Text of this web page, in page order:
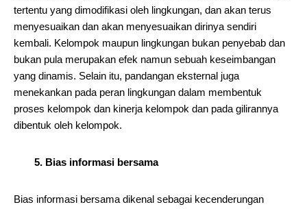
tertentu yang dimodifikasi oleh lingkungan, dan akan terus
menyesuaikan dan akan menyesuaikan dirinya sendiri
kembali. Kelompok maupun lingkungan bukan penyebab dan
bukan pula merupakan efek namun sebuah keseimbangan
yang dinamis. Selain itu, pandangan eksternal juga
menekankan pada peran lingkungan dalam membentuk
proses kelompok dan kinerja kelompok dan pada gilirannya
dibentuk oleh kelompok.
5. Bias informasi bersama
Bias informasi bersama dikenal sebagai kecenderungan